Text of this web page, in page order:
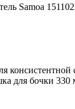
Samoa 151102
консистентной
для бочки 330